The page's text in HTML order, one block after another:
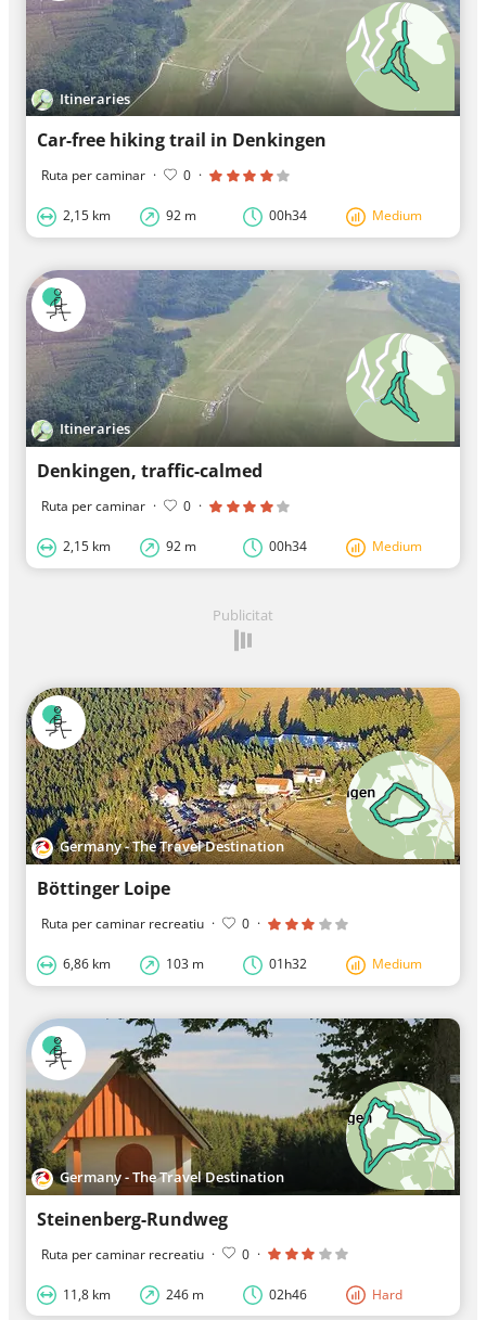
Itineraries
Car-free hiking trail in Denkingen
Ruta per caminar · 0 ·
2,15 km 92 m 00h34 Medium
Itineraries
Denkingen, traffic-calmed
Ruta per caminar · 0 ·
2,15 km 92 m 00h34 Medium
Publicitat
Germany - The Travel Destination
Böttinger Loipe
Ruta per caminar recreatiu · 0 ·
6,86 km 103 m 01h32 Medium
Germany - The Travel Destination
Steinenberg-Rundweg
Ruta per caminar recreatiu · 0 ·
11,8 km 246 m 02h46 Hard